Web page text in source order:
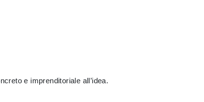
e imprenditoriale all’idea.